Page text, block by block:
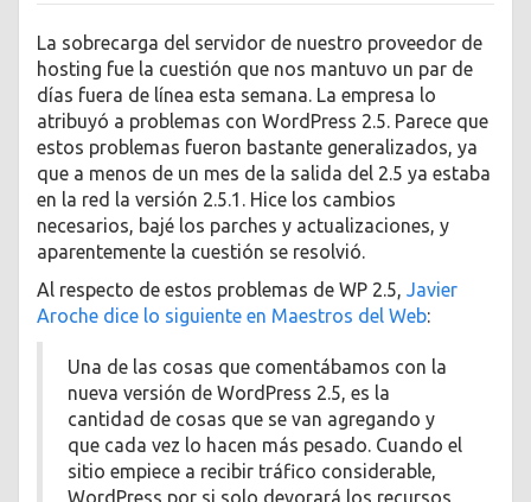
La sobrecarga del servidor de nuestro proveedor de
hosting fue la cuestión que nos mantuvo un par de
días fuera de línea esta semana. La empresa lo
atribuyó a problemas con WordPress 2.5. Parece que
estos problemas fueron bastante generalizados, ya
que a menos de un mes de la salida del 2.5 ya estaba
en la red la versión 2.5.1. Hice los cambios
necesarios, bajé los parches y actualizaciones, y
aparentemente la cuestión se resolvió.
Al respecto de estos problemas de WP 2.5, Javier
Aroche dice lo siguiente en Maestros del Web:
Una de las cosas que comentábamos con la
nueva versión de WordPress 2.5, es la
cantidad de cosas que se van agregando y
que cada vez lo hacen más pesado. Cuando el
sitio empiece a recibir tráfico considerable,
WordPress por si solo devorará los recursos